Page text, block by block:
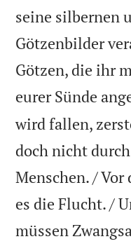
seine silbernen
Götzenbilder
Götzen, die ihr
eurer Sünde
wird fallen,
doch nicht
Menschen. /
es die Flucht. /
müssen